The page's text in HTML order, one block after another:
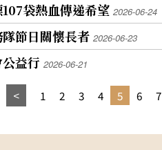
袋熱血傳递希望 2026-06-24
節日關懷長者 2026-06-23
益行 2026-06-21
1 2 3 4 5 6 7